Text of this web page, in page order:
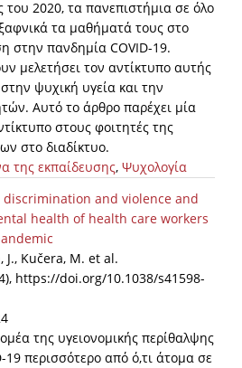
του 2020, τα πανεπιστήμια σε όλο
τα μαθήματά τους στο
στην πανδημία COVID-19.
μελετήσει τον αντίκτυπο αυτής
ψυχική υγεία και την
Αυτό το άρθρο παρέχει μία
στους φοιτητές της
στο διαδίκτυο.
της εκπαίδευσης, Ψυχολογία
discrimination and violence and
health of health care workers
J., Kučera, M. et al.
https://doi.org/10.1038/s41598-
της υγειονομικής περίθαλψης
19 περισσότερο από ό,τι άτομα σε